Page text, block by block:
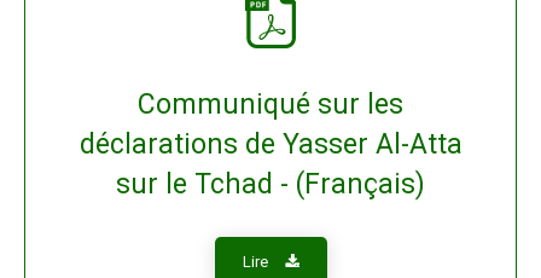
Communiqué sur les
déclarations de Yasser Al-Atta
sur le Tchad - (Français)
Lire